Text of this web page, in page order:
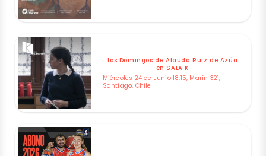
Los Domingos de Alauda Ruiz de Azúa
en SALA K
Miércoles 24 de Junio 18:15, Marín 321,
Santiago, Chile